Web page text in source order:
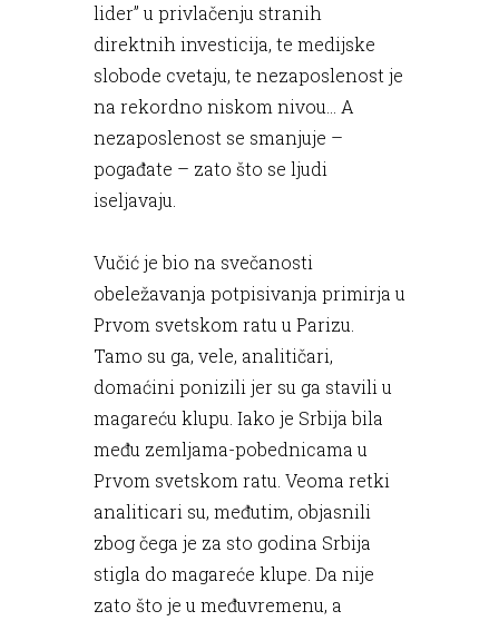
lider” u privlačenju stranih
direktnih investicija, te medijske
slobode cvetaju, te nezaposlenost je
na rekordno niskom nivou… A
nezaposlenost se smanjuje –
pogađate – zato što se ljudi
iseljavaju.
Vučić je bio na svečanosti
obeležavanja potpisivanja primirja u
Prvom svetskom ratu u Parizu.
Tamo su ga, vele, analitičari,
domaćini ponizili jer su ga stavili u
magareću klupu. Iako je Srbija bila
među zemljama-pobednicama u
Prvom svetskom ratu. Veoma retki
analiticari su, međutim, objasnili
zbog čega je za sto godina Srbija
stigla do magareće klupe. Da nije
zato što je u međuvremenu, a